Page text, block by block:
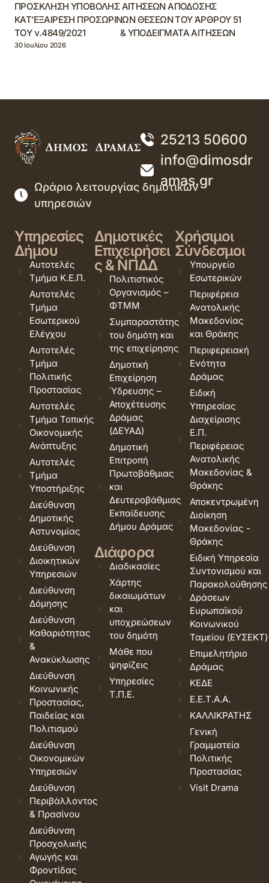
ΠΡΟΣΚΛΗΣΗ ΥΠΟΒΟΛΗΣ ΑΙΤΗΣΕΩΝ ΑΠΟΔΟΣΗΣ
ΚΑΤ’ΕΞΑΙΡΕΣΗ ΠΡΟΣΩΡΙΝΩΝ ΘΕΣΕΩΝ ΤΟΥ ΆΡΘΡΟΥ 51
ΤΟΥ ν.4849/2021 & ΥΠΟΔΕΙΓΜΑΤΑ ΑΙΤΗΣΕΩΝ
30 Ιουλίου 2026
25213 50600
info@dimosdr
amas.gr
Ωράριο λειτουργίας δημοτικών
υπηρεσιών
Υπηρεσίες
Δήμου
Αυτοτελές
Τμήμα Κ.Ε.Π.
Αυτοτελές
Τμήμα
Εσωτερικού
Ελέγχου
Αυτοτελές
Τμήμα
Πολιτικής
Προστασίας
Αυτοτελές
Τμήμα Τοπικής
Οικονομικής
Ανάπτυξης
Αυτοτελές
Τμήμα
Υποστήριξης
Διεύθυνση
Δημοτικής
Αστυνομίας
Διεύθυνση
Διοικητικών
Υπηρεσιών
Διεύθυνση
Δόμησης
Διεύθυνση
Καθαριότητας
&
Ανακύκλωσης
Διεύθυνση
Κοινωνικής
Προστασίας,
Παιδείας και
Πολιτισμού
Διεύθυνση
Οικονομικών
Υπηρεσιών
Διεύθυνση
Περιβάλλοντος
& Πρασίνου
Διεύθυνση
Προσχολικής
Αγωγής και
Φροντίδας
Δημοτικές
Επιχειρήσει
ς & ΝΠΔΔ
Πολιτιστικός
Οργανισμός –
ΦΤΜΜ
Συμπαραστάτης
του δημότη και
της επιχείρησης
Δημοτική
Επιχείρηση
Ύδρευσης –
Αποχέτευσης
Δράμας
(ΔΕΥΑΔ)
Δημοτική
Επιτροπή
Πρωτοβάθμιας
και
Δευτεροβάθμιας
Εκπαίδευσης
Δήμου Δράμας
Διάφορα
Διαδικασίες
Χάρτης
δικαιωμάτων
και
υποχρεώσεων
του δημότη
Μάθε που
ψηφίζεις
Υπηρεσίες
Τ.Π.Ε.
Χρήσιμοι
Σύνδεσμοι
Υπουργείο
Εσωτερικών
Περιφέρεια
Ανατολικής
Μακεδονίας
και Θράκης
Περιφερειακή
Ενότητα
Δράμας
Ειδική
Υπηρεσίας
Διαχείρισης
Ε.Π.
Περιφέρειας
Ανατολικής
Μακεδονίας &
Θράκης
Αποκεντρωμένη
Διοίκηση
Μακεδονίας -
Θράκης
Ειδική Υπηρεσία
Συντονισμού και
Παρακολούθησης
Δράσεων
Ευρωπαϊκού
Κοινωνικού
Ταμείου (ΕΥΣΕΚΤ)
Επιμελητήριο
Δράμας
ΚΕΔΕ
Ε.Ε.Τ.Α.Α.
ΚΑΛΛΙΚΡΑΤΗΣ
Γενική
Γραμματεία
Πολιτικής
Προστασίας
Visit Drama